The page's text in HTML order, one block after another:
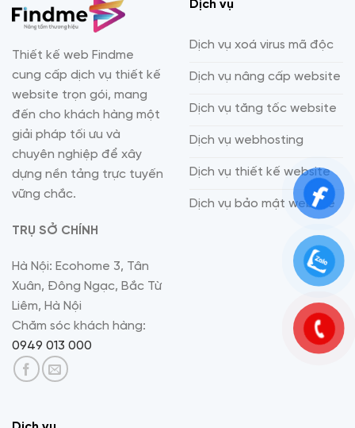
Thiết kế web Findme
cung cấp dịch vụ thiết kế
website trọn gói, mang
đến cho khách hàng một
giải pháp tối ưu và
chuyên nghiệp để xây
dựng nền tảng trực tuyến
vững chắc.
TRỤ SỞ CHÍNH
Hà Nội: Ecohome 3, Tân
Xuân, Đông Ngạc, Bắc Từ
Liêm, Hà Nội
Chăm sóc khách hàng:
0949 013 000
Dịch vụ
Dịch vụ xoá virus mã độc
Dịch vụ nâng cấp website
Dịch vụ tăng tốc website
Dịch vụ webhosting
Dịch vụ thiết kế website
Dịch vụ bảo mật website